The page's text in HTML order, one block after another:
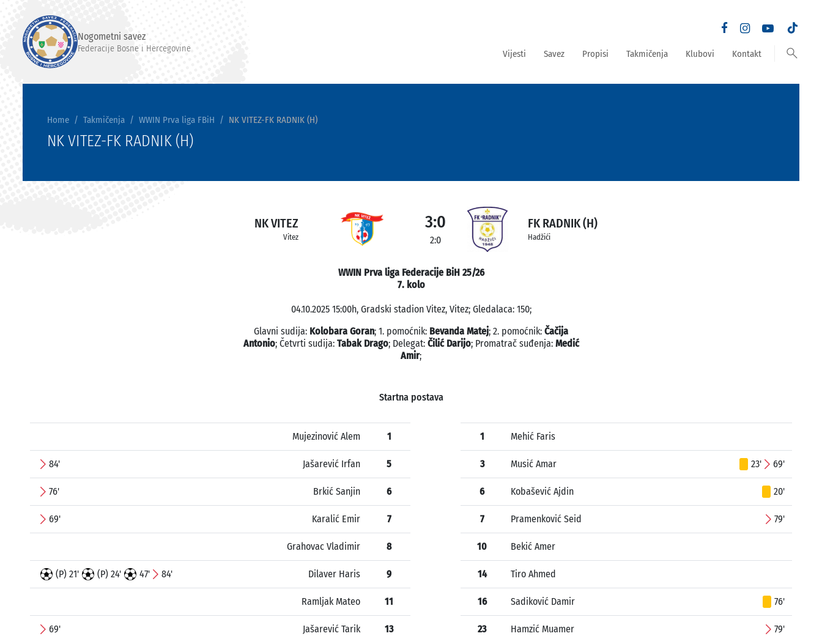
Nogometni savez
Federacije Bosne i Hercegovine Vijesti Savez Propisi Takmičenja Klubovi Kontakt search
Home Takmičenja WWIN Prva liga FBiH NK VITEZ-FK RADNIK (H)
NK VITEZ-FK RADNIK (H)
NK VITEZ
Vitez
3:0
2:0
FK RADNIK (H)
Hadžići
WWIN Prva liga Federacije BiH 25/26
7. kolo
04.10.2025 15:00h, Gradski stadion Vitez, Vitez; Gledalaca: 150;
Glavni sudija: Kolobara Goran; 1. pomoćnik: Bevanda Matej; 2. pomoćnik: Čačija
Antonio; Četvrti sudija: Tabak Drago; Delegat: Čilić Darijo; Promatrač suđenja: Medić
Amir;
Startna postava
Mujezinović Alem 1
84' Jašarević Irfan 5
76' Brkić Sanjin 6
69' Karalić Emir 7
Grahovac Vladimir 8
(P) 21' (P) 24' 47' 84' Dilaver Haris 9
Ramljak Mateo 11
69' Jašarević Tarik 13
1 Mehić Faris
3 Musić Amar 23' 69'
6 Kobašević Ajdin 20'
7 Pramenković Seid 79'
10 Bekić Amer
14 Tiro Ahmed
16 Sadiković Damir 76'
23 Hamzić Muamer 79'